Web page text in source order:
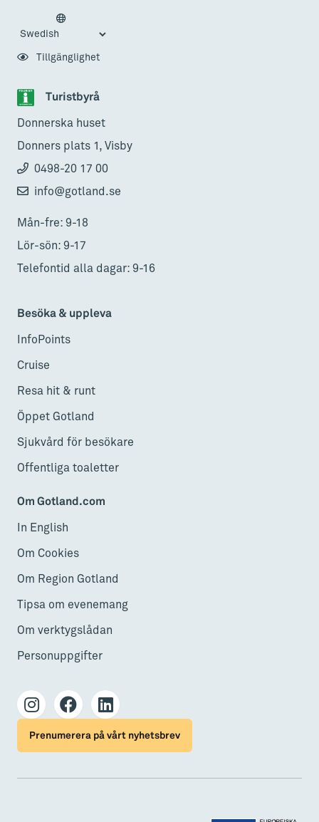
Turistbyrå
Donnerska huset
Donners plats 1, Visby
0498-20 17 00
info@gotland.se
Mån-fre: 9-18
Lör-sön: 9-17
Telefontid alla dagar: 9-16
Besöka & uppleva
InfoPoints
Cruise
Resa hit & runt
Öppet Gotland
Sjukvård för besökare
Offentliga toaletter
Om Gotland.com
In English
Om Cookies
Om Region Gotland
Tipsa om evenemang
Om verktygslådan
Personuppgifter
Tillgänglighet
Prenumerera på vårt nyhetsbrev